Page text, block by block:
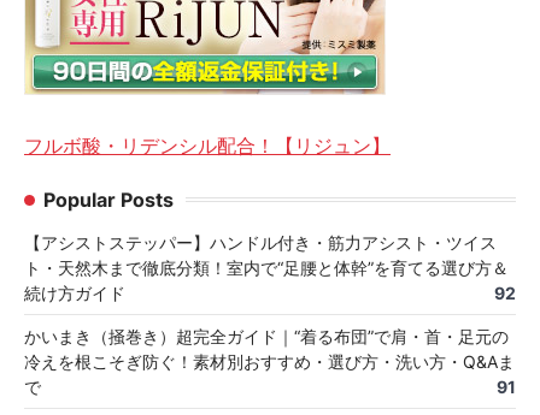
フルボ酸・リデンシル配合！【リジュン】
Popular Posts
【アシストステッパー】ハンドル付き・筋力アシスト・ツイス
ト・天然木まで徹底分類！室内で“足腰と体幹”を育てる選び方＆
続け方ガイド
92
かいまき（掻巻き）超完全ガイド｜“着る布団”で肩・首・足元の
冷えを根こそぎ防ぐ！素材別おすすめ・選び方・洗い方・Q&Aま
で
91